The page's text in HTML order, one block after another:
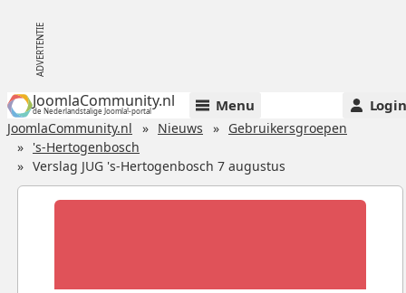
JoomlaCommunity.nl
de Nederlandstalige Joomla!-portal Menu Login
JoomlaCommunity.nl Nieuws
Gebruikersgroepen
's-Hertogenbosch
Verslag JUG 's-Hertogenbosch 7 augustus